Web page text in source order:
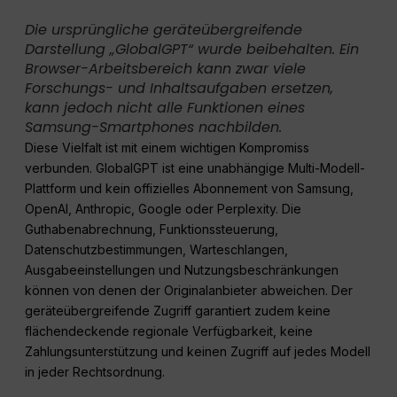
Die ursprüngliche geräteübergreifende
Darstellung „GlobalGPT“ wurde beibehalten. Ein
Browser-Arbeitsbereich kann zwar viele
Forschungs- und Inhaltsaufgaben ersetzen,
kann jedoch nicht alle Funktionen eines
Samsung-Smartphones nachbilden.
Diese Vielfalt ist mit einem wichtigen Kompromiss
verbunden. GlobalGPT ist eine unabhängige Multi-Modell-
Plattform und kein offizielles Abonnement von Samsung,
OpenAI, Anthropic, Google oder Perplexity. Die
Guthabenabrechnung, Funktionssteuerung,
Datenschutzbestimmungen, Warteschlangen,
Ausgabeeinstellungen und Nutzungsbeschränkungen
können von denen der Originalanbieter abweichen. Der
geräteübergreifende Zugriff garantiert zudem keine
flächendeckende regionale Verfügbarkeit, keine
Zahlungsunterstützung und keinen Zugriff auf jedes Modell
in jeder Rechtsordnung.